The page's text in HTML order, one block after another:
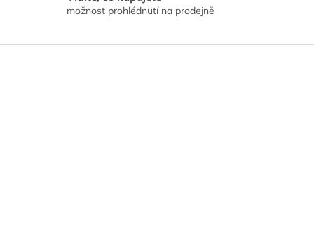
možnost prohlédnutí na prodejně
Z